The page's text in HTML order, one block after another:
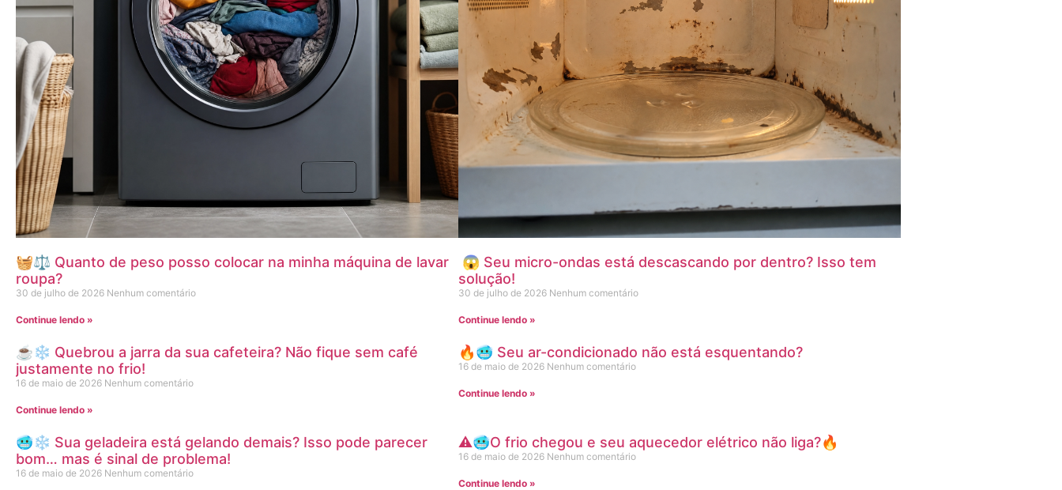
🧺⚖️ Quanto de peso posso colocar na minha máquina de lavar
roupa?
30 de julho de 2026 Nenhum comentário
Continue lendo »
😱 Seu micro-ondas está descascando por dentro? Isso tem
solução!
30 de julho de 2026 Nenhum comentário
Continue lendo »
☕❄️ Quebrou a jarra da sua cafeteira? Não fique sem café
justamente no frio!
16 de maio de 2026 Nenhum comentário
Continue lendo »
🔥🥶 Seu ar-condicionado não está esquentando?
16 de maio de 2026 Nenhum comentário
Continue lendo »
🥶❄️ Sua geladeira está gelando demais? Isso pode parecer
bom… mas é sinal de problema!
16 de maio de 2026 Nenhum comentário
⚠️🥶O frio chegou e seu aquecedor elétrico não liga?🔥
16 de maio de 2026 Nenhum comentário
Continue lendo »